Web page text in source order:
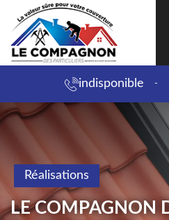
indisponible -
Réalisations
LE COMPAGNON